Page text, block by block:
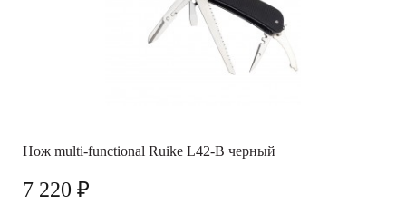
Нож multi-functional Ruike L42-B черный
7 220 ₽